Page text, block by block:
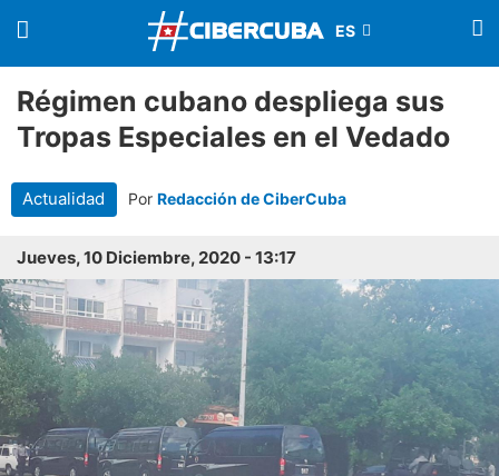
Régimen cubano despliega sus
Tropas Especiales en el Vedado
Actualidad Por Redacción de CiberCuba
Jueves, 10 Diciembre, 2020 - 13:17